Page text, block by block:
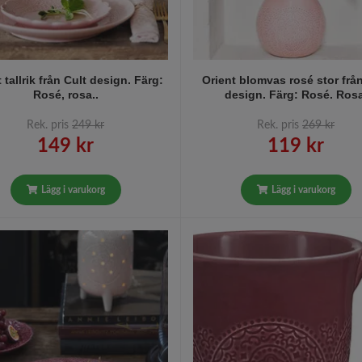
tallrik från Cult design. Färg:
Rosé, rosa..
Rek. pris 249 kr
149 kr
Lägg i varukorg
Orient blomvas rosé stor
design. Färg: Rosé.
Rek. pris 269 kr
119 kr
Lägg i varukorg